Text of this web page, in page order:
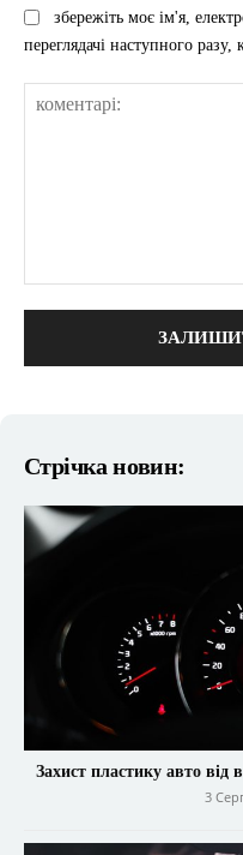
збережіть моє ім'я,
переглядачі наступного
Стрічка новин:
Захист пластику авто від
3